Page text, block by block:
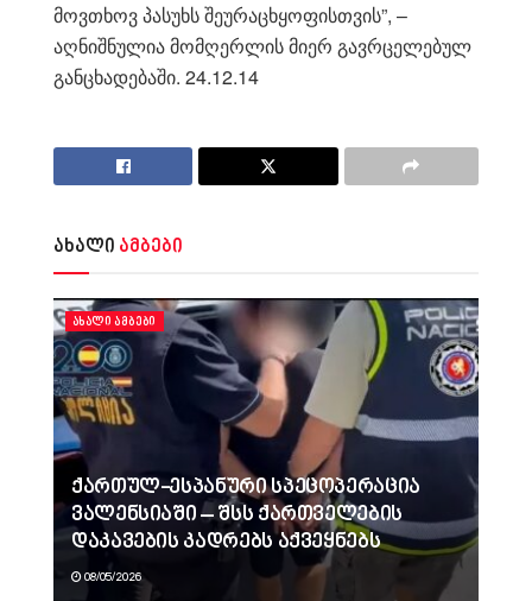
მოვთხოვ პასუხს შეურაცხყოფისთვის”, –
აღნიშნულია მომღერლის მიერ გავრცელებულ
განცხადებაში. 24.12.14
ახალი ამბები
ᲐᲮᲐᲚᲘ ᲐᲛᲑᲔᲑᲘ
ქართულ-ესპანური სპეცოპერაცია
ვალენსიაში – შსს ქართველების
დაკავების კადრებს აქვეყნებს
08/05/2026